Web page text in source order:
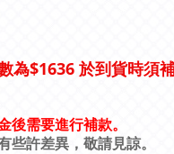
為$1636 於到貨時須
後需要進行補款。
些許差異，敬請見諒。